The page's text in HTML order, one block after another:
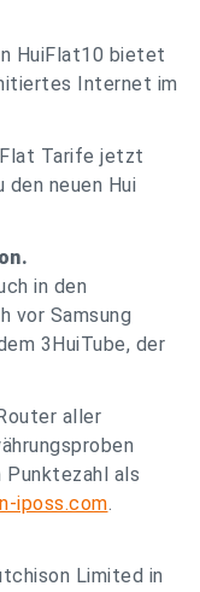
HuiFlat10 bietet
Internet im
Flat Tarife jetzt
den neuen Hui
in den
vor Samsung
3HuiTube, der
aller
Punktezahl als
iposs.com.
Limited in